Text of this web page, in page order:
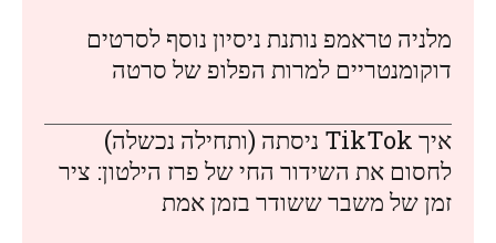
מלניה טראמפ נותנת ניסיון נוסף לסרטים
דוקומנטריים למרות הפלופ של סרטה
איך TikTok ניסתה (ותחילה נכשלה)
לחסום את השידור החי של פרז הילטון: ציר
זמן של משבר ששודר בזמן אמת